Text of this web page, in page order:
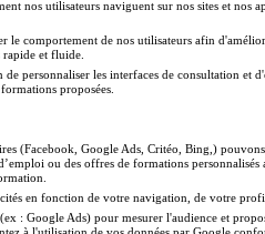
nos utilisateurs naviguent sur nos sites et nos
le comportement de nos utilisateurs afin
et fluide.
personnaliser les interfaces de consultation et
proposées.
(Facebook, Google Ads, Critéo, Bing,)
ou des offres de formations
en fonction de votre navigation, de votre
: Google Ads) pour mesurer l'audience et